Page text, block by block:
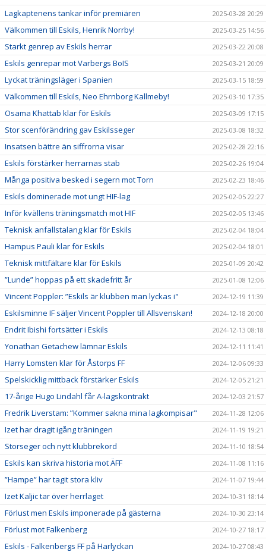
Lagkaptenens tankar inför premiären 2025-03-28 20:29
Välkommen till Eskils, Henrik Norrby! 2025-03-25 14:56
Starkt genrep av Eskils herrar 2025-03-22 20:08
Eskils genrepar mot Varbergs BoIS 2025-03-21 20:09
Lyckat träningsläger i Spanien 2025-03-15 18:59
Välkommen till Eskils, Neo Ehrnborg Kallmeby! 2025-03-10 17:35
Osama Khattab klar för Eskils 2025-03-09 17:15
Stor scenförändring gav Eskilsseger 2025-03-08 18:32
Insatsen bättre än siffrorna visar 2025-02-28 22:16
Eskils förstärker herrarnas stab 2025-02-26 19:04
Många positiva besked i segern mot Torn 2025-02-23 18:46
Eskils dominerade mot ungt HIF-lag 2025-02-05 22:27
Inför kvällens träningsmatch mot HIF 2025-02-05 13:46
Teknisk anfallstalang klar för Eskils 2025-02-04 18:04
Hampus Pauli klar för Eskils 2025-02-04 18:01
Teknisk mittfältare klar för Eskils 2025-01-09 20:42
”Lunde” hoppas på ett skadefritt år 2025-01-08 12:06
Vincent Poppler: ”Eskils är klubben man lyckas i" 2024-12-19 11:39
Eskilsminne IF säljer Vincent Poppler till Allsvenskan! 2024-12-18 20:00
Endrit Ibishi fortsätter i Eskils 2024-12-13 08:18
Yonathan Getachew lämnar Eskils 2024-12-11 11:41
Harry Lomsten klar för Åstorps FF 2024-12-06 09:33
Spelskicklig mittback förstärker Eskils 2024-12-05 21:21
17-årige Hugo Lindahl får A-lagskontrakt 2024-12-03 21:57
Fredrik Liverstam: ”Kommer sakna mina lagkompisar" 2024-11-28 12:06
Izet har dragit igång träningen 2024-11-19 19:21
Storseger och nytt klubbrekord 2024-11-10 18:54
Eskils kan skriva historia mot ÄFF 2024-11-08 11:16
”Hampe” har tagit stora kliv 2024-11-07 19:44
Izet Kaljic tar över herrlaget 2024-10-31 18:14
Förlust men Eskils imponerade på gästerna 2024-10-30 23:14
Förlust mot Falkenberg 2024-10-27 18:17
Eskils - Falkenbergs FF på Harlyckan 2024-10-27 08:43